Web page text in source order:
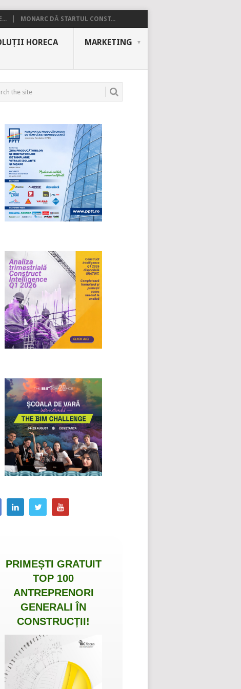
MONARC DĂ STARTUL CONST...
HORECA MARKETING
PRIMEȘTI GRATUIT
TOP 100
ANTREPRENORI
GENERALI ÎN
CONSTRUCȚII!